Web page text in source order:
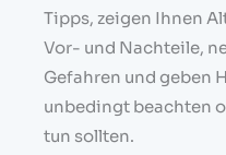
Tipps, zeigen Ihnen
Vor- und Nachteile,
Gefahren und geben
unbedingt beachten
tun sollten.